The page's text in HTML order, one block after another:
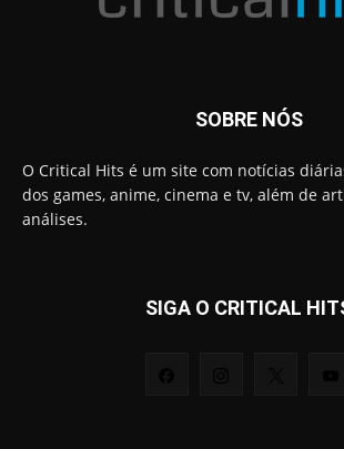
SOBRE NÓS
O Critical Hits é um site com notícias
dos games, anime, cinema e tv, além de
análises.
SIGA O CRITICAL